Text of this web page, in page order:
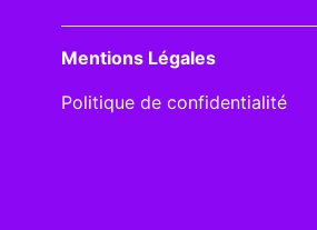
Mentions Légales
Politique de confidentialité